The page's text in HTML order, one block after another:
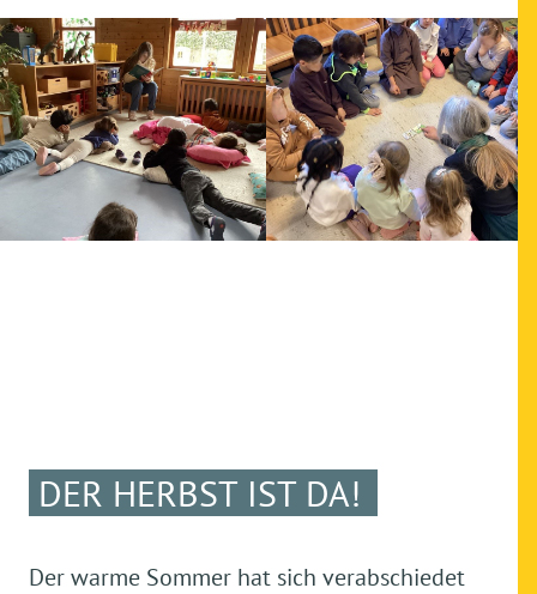
DER HERBST IST DA!
Der warme Sommer hat sich verabschiedet